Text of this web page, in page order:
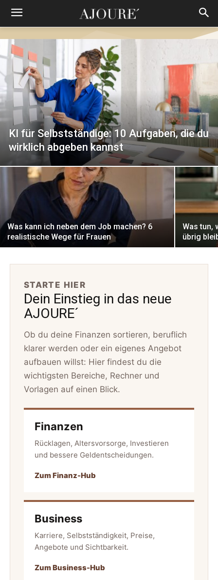
KI für Selbstständige: 10 Aufgaben, die du
wirklich abgeben kannst
Was kann ich neben dem Job machen? 6
realistische Wege für Frauen
Was tun,
übrig
STARTE HIER
Dein Einstieg in das neue
AJOURE´
Ob du deine Finanzen sortieren, beruflich
klarer werden oder ein eigenes Angebot
aufbauen willst: Hier findest du die
wichtigsten Bereiche, Rechner und
Vorlagen auf einen Blick.
Finanzen
Rücklagen, Altersvorsorge, Investieren
und bessere Geldentscheidungen.
Zum Finanz-Hub
Business
Karriere, Selbstständigkeit, Preise,
Angebote und Sichtbarkeit.
Zum Business-Hub